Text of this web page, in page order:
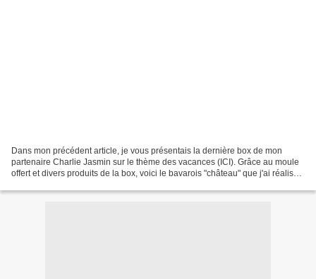
Dans mon précédent article, je vous présentais la dernière box de mon
partenaire Charlie Jasmin sur le thème des vacances (ICI). Grâce au moule
offert et divers produits de la box, voici le bavarois "château" que j'ai réalisé